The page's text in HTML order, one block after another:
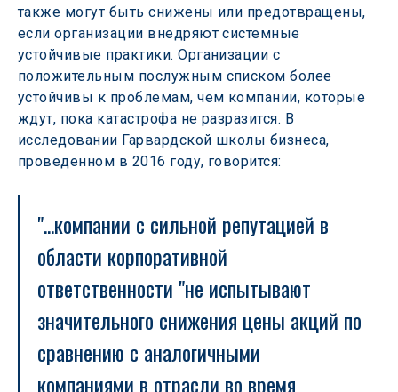
также могут быть снижены или предотвращены,
если организации внедряют системные
устойчивые практики. Организации с
положительным послужным списком более
устойчивы к проблемам, чем компании, которые
ждут, пока катастрофа не разразится. В
исследовании Гарвардской школы бизнеса,
проведенном в 2016 году, говорится:
"...компании с сильной репутацией в
области корпоративной
ответственности "не испытывают
значительного снижения цены акций по
сравнению с аналогичными
компаниями в отрасли во время